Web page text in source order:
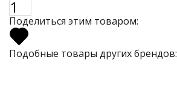
Поделиться этим товаром:
Подобные товары других брендов: